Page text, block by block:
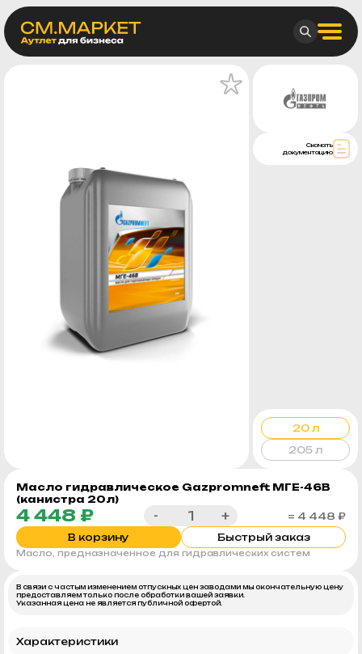
Масло гидравлическое Gazpromneft МГЕ-46В
(канистра 20л)
4 448 ₽ - +
= 4 448 ₽
В корзину
Быстрый заказ
Масло, предназначенное для гидравлических систем
Скачать
документацию
20 л
205 л
В связи с частым изменением отпускных цен заводами мы окончательную цену
предоставляем только после обработки вашей заявки.
Указанная цена не является публичной офертой.
Характеристики